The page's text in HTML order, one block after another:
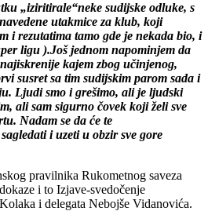
„iziritirale“neke sudijske odluke, s
utakmice za klub, koji
i rezutatima tamo gde je nekada bio, i
ligu ).Još jednom napominjem da
kajem zbog učinjenog,
susret sa tim sudijskim parom sada i
Ljudi smo i grešimo, ali je ljudski
ali sam sigurno čovek koji želi sve
Nadam se da će te
i uzeti u obzir sve gore
pravilnika Rukometnog saveza
i to Izjave-svedočenje
i delegata Nebojše Vidanovića.